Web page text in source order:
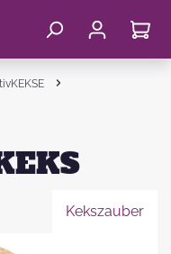
Kekszauber